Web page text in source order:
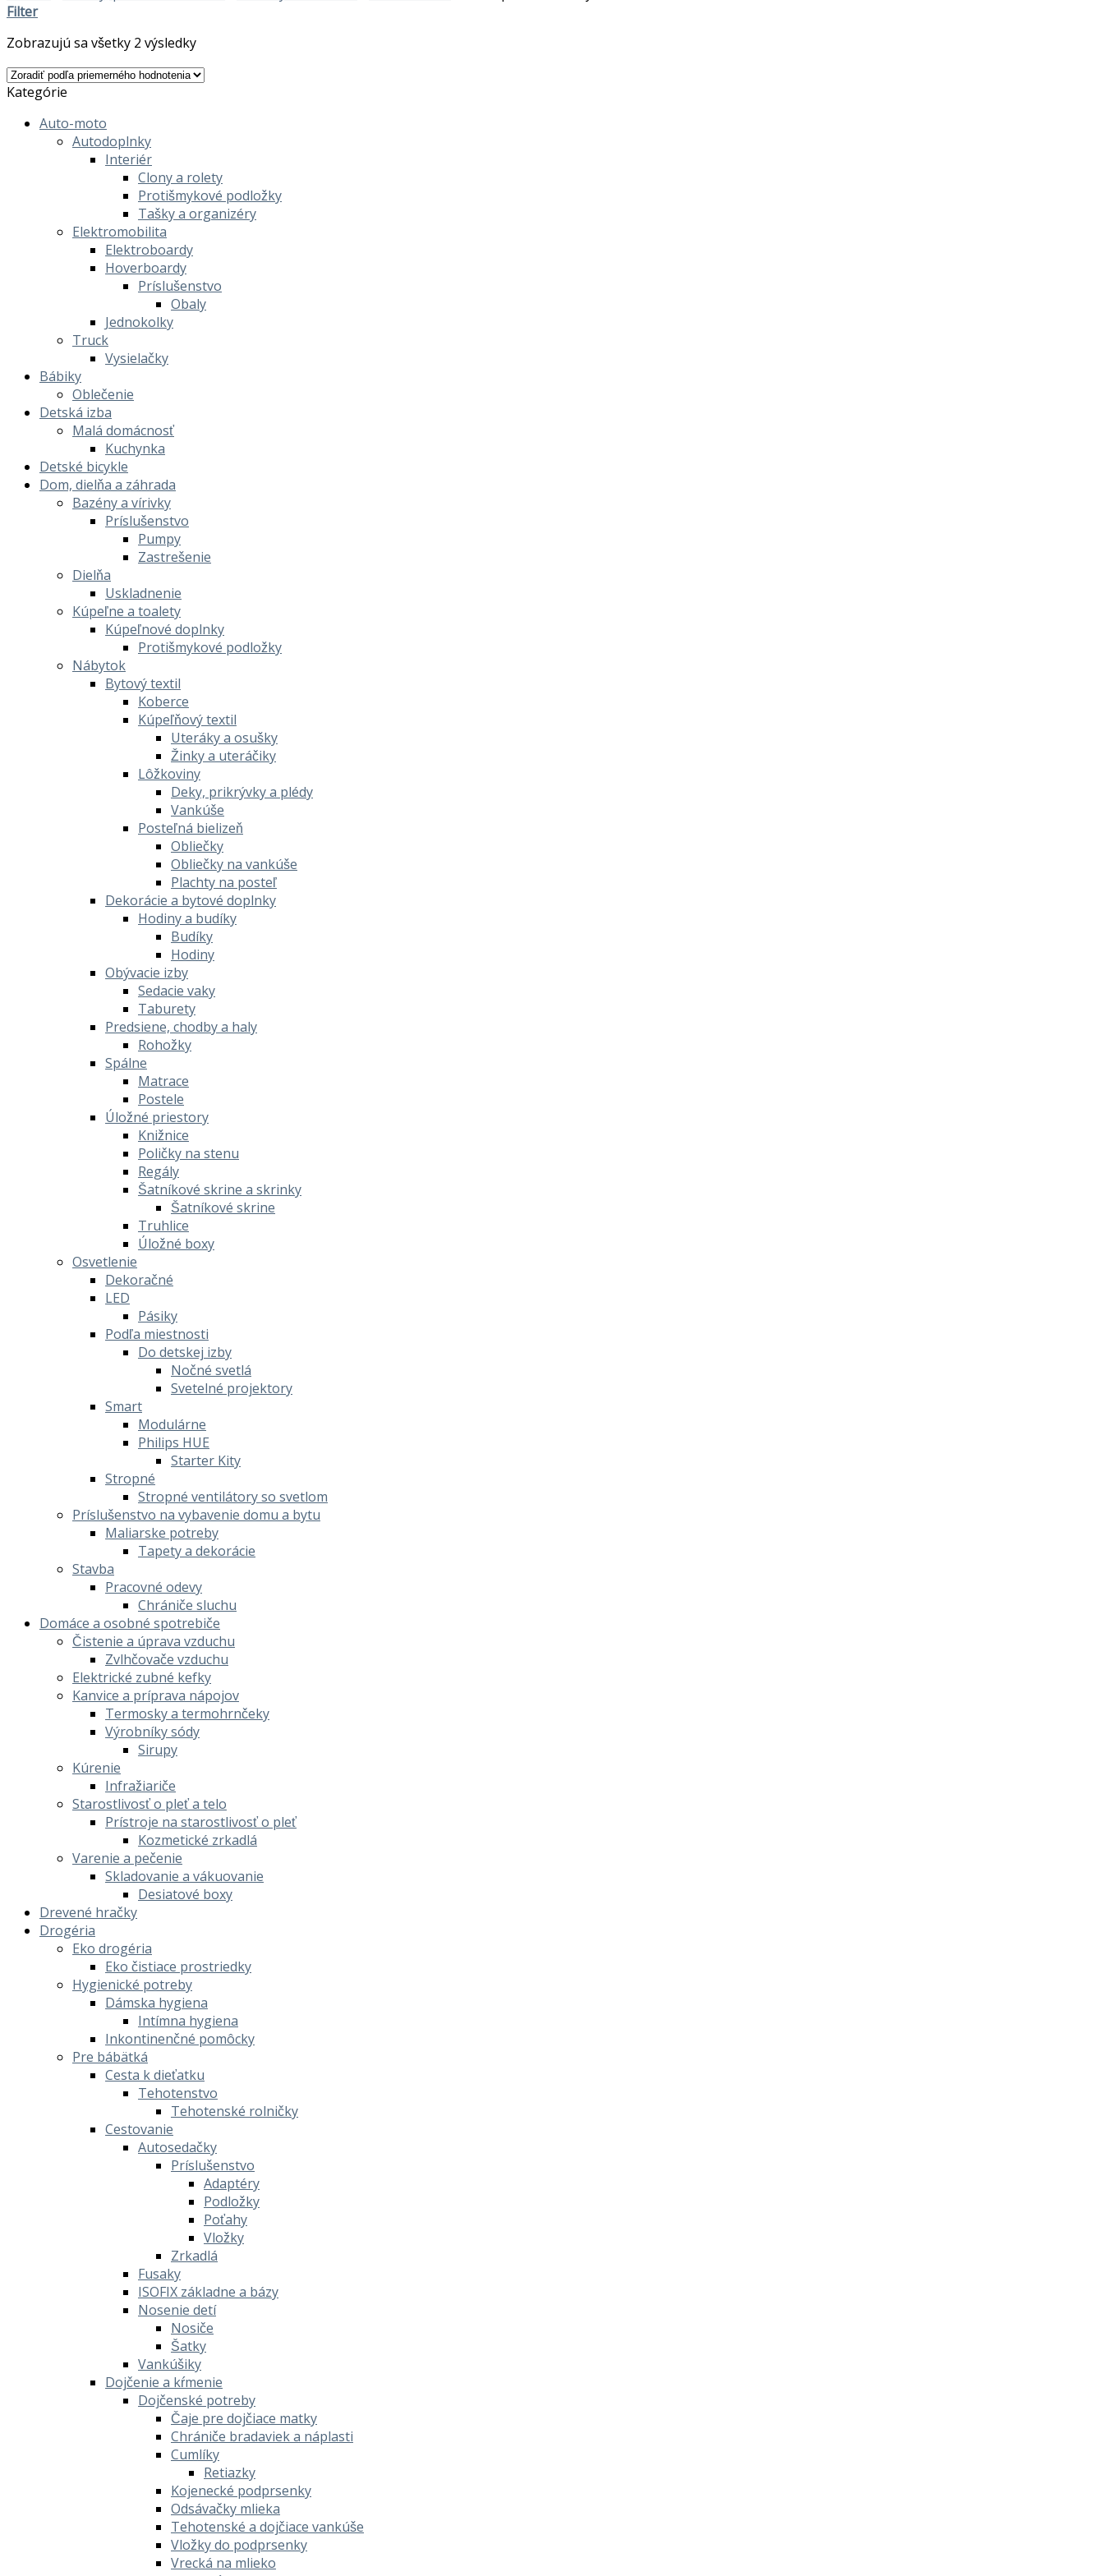
Filter
Zobrazujú sa všetky 2 výsledky
Kategórie
Auto-moto
Autodoplnky
Interiér
Clony a rolety
Protišmykové podložky
Tašky a organizéry
Elektromobilita
Elektroboardy
Hoverboardy
Príslušenstvo
Obaly
Jednokolky
Truck
Vysielačky
Bábiky
Oblečenie
Detská izba
Malá domácnosť
Kuchynka
Detské bicykle
Dom, dielňa a záhrada
Bazény a vírivky
Príslušenstvo
Pumpy
Zastrešenie
Dielňa
Uskladnenie
Kúpeľne a toalety
Kúpeľnové doplnky
Protišmykové podložky
Nábytok
Bytový textil
Koberce
Kúpeľňový textil
Uteráky a osušky
Žinky a uteráčiky
Lôžkoviny
Deky, prikrývky a plédy
Vankúše
Posteľná bielizeň
Obliečky
Obliečky na vankúše
Plachty na posteľ
Dekorácie a bytové doplnky
Hodiny a budíky
Budíky
Hodiny
Obývacie izby
Sedacie vaky
Taburety
Predsiene, chodby a haly
Rohožky
Spálne
Matrace
Postele
Úložné priestory
Knižnice
Poličky na stenu
Regály
Šatníkové skrine a skrinky
Šatníkové skrine
Truhlice
Úložné boxy
Osvetlenie
Dekoračné
LED
Pásiky
Podľa miestnosti
Do detskej izby
Nočné svetlá
Svetelné projektory
Smart
Modulárne
Philips HUE
Starter Kity
Stropné
Stropné ventilátory so svetlom
Príslušenstvo na vybavenie domu a bytu
Maliarske potreby
Tapety a dekorácie
Stavba
Pracovné odevy
Chrániče sluchu
Domáce a osobné spotrebiče
Čistenie a úprava vzduchu
Zvlhčovače vzduchu
Elektrické zubné kefky
Kanvice a príprava nápojov
Termosky a termohrnčeky
Výrobníky sódy
Sirupy
Kúrenie
Infražiariče
Starostlivosť o pleť a telo
Prístroje na starostlivosť o pleť
Kozmetické zrkadlá
Varenie a pečenie
Skladovanie a vákuovanie
Desiatové boxy
Drevené hračky
Drogéria
Eko drogéria
Eko čistiace prostriedky
Hygienické potreby
Dámska hygiena
Intímna hygiena
Inkontinenčné pomôcky
Pre bábätká
Cesta k dieťatku
Tehotenstvo
Tehotenské rolničky
Cestovanie
Autosedačky
Príslušenstvo
Adaptéry
Podložky
Poťahy
Vložky
Zrkadlá
Fusaky
ISOFIX základne a bázy
Nosenie detí
Nosiče
Šatky
Vankúšiky
Dojčenie a kŕmenie
Dojčenské potreby
Čaje pre dojčiace matky
Chrániče bradaviek a náplasti
Cumlíky
Retiazky
Kojenecké podprsenky
Odsávačky mlieka
Tehotenské a dojčiace vankúše
Vložky do podprsenky
Vrecká na mlieko